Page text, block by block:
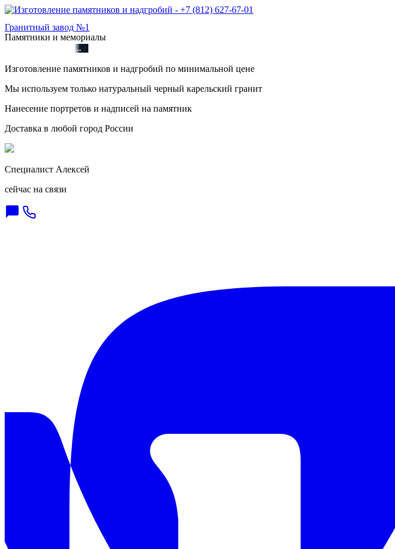
Гранитный завод №1
Памятники и мемориалы
+7 (812) 627-67-01
Изготовление памятников и надгробий по минимальной цене
Мы используем только натуральный черный карельский гранит
Нанесение портретов и надписей на памятник
Доставка в любой город России
Специалист Алексей
сейчас на связи